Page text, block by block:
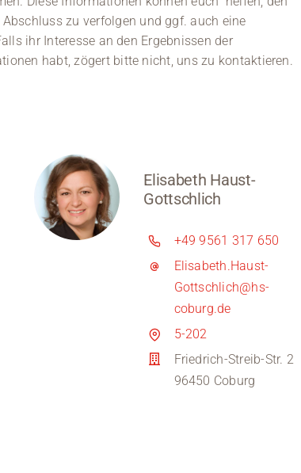
zu verfolgen und ggf. auch eine
ihr Interesse an den Ergebnissen der
habt, zögert bitte nicht, uns zu kontaktieren.
Elisabeth Haust-
Gottschlich
+49 9561 317 650
Elisabeth.Haust-
Gottschlich@hs-
coburg.de
5-202
Friedrich-Streib-Str. 2
96450 Coburg